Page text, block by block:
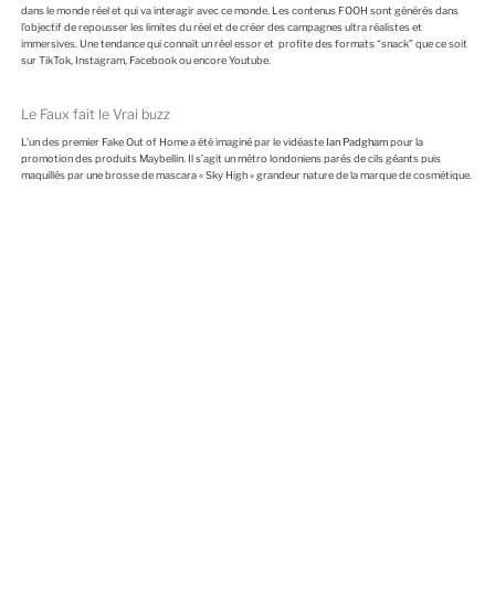
E
dans le monde réel et qui va interagir avec ce monde. Les contenus FOOH sont générés dans
l’objectif de repousser les limites du réel et de créer des campagnes ultra réalistes et
immersives. Une tendance qui connaît un réel essor et profite des formats “snack” que ce soit
sur TikTok, Instagram, Facebook ou encore Youtube.
Le Faux fait le Vrai buzz
L’un des premier Fake Out of Home a été imaginé par le vidéaste Ian Padghampour la
promotion des produits Maybellin. Il s’agit un métro londoniens parés de cils géants puis
maquillés par une brosse de mascara « Sky High » grandeur nature de la marque de cosmétique.